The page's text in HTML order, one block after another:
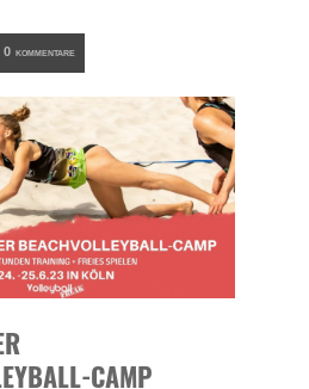
0 KOMMENTARE
CAMP